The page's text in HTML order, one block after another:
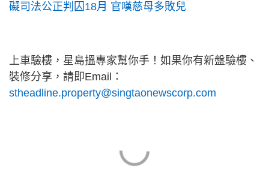
礙司法公正判囚18月 官嘆慈母多敗兒
上車驗樓，星島搵專家幫你手！如果你有新盤驗樓、
裝修分享，請即Email：
stheadline.property@singtaonewscorp.com